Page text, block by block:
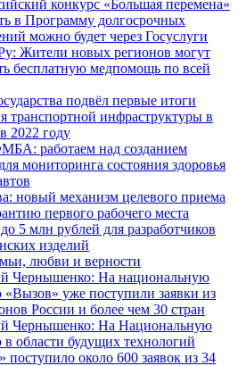
конкурс «Большая перемена»
в Программу долгосрочных
можно будет через Госуслуги
Жители новых регионов могут
бесплатную медпомощь по всей
подвёл первые итоги
транспортной инфраструктуры в
2022 году
работаем над созданием
мониторинга состояния здоровья
новый механизм целевого приема
первого рабочего места
5 млн рублей для разработчиков
изделий
любви и верности
Чернышенко: На национальную
уже поступили заявки из
России и более чем 30 стран
Чернышенко: На Национальную
области будущих технологий
поступило около 600 заявок из 34